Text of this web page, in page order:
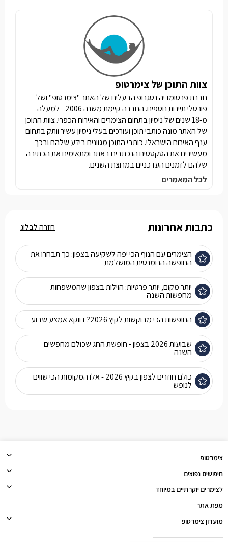
צוות התוכן של צימרטופ
חברת פרסומדיה נטגרופ הבעלים של האתר "צימרטופ" ושל
פורטלי תיירות נוספים. החברה קיימת משנה 2006 - למעלה
מ-18 שנים של ניסיון בתחום הצימרים והאירוח הכפרי. צוות התוכן
של האתר מונה כותבי תוכן ועורכים בעלי ניסיון עשיר וותק בתחום
ענף האירוח הישראלי. כותבי התוכן מגוונים בידע שלהם ובכך
מעשירים את הטקסטים הנכתבים באתר ומתאימים את הכתיבה
שלהם לזמנים העדכניים במרוצת השנים.
לכל המאמרים
כתבות אחרונות
הצימרים עם הנוף הכי יפה לשקיעה בצפון: כך תבחרו את
החופשה הרומנטית המושלמת
יותר מקום, יותר פרטיות: הוילות בצפון שהמשפחות
מחפשות השנה
החופשות הכי מבוקשות לקיץ 2026? דווקא אמצע שבוע
שבועות 2026 בצפון - חופשת החג שכולם מחפשים
השנה
כולם חוזרים לצפון בקיץ 2026 - אלו המקומות הכי שווים
לנופש
חזרה לבלוג
צימרטופ
חיפושים נפוצים
לצימרים יוקרתיים במיוחד
מפת אתר
מועדון צימרטופ